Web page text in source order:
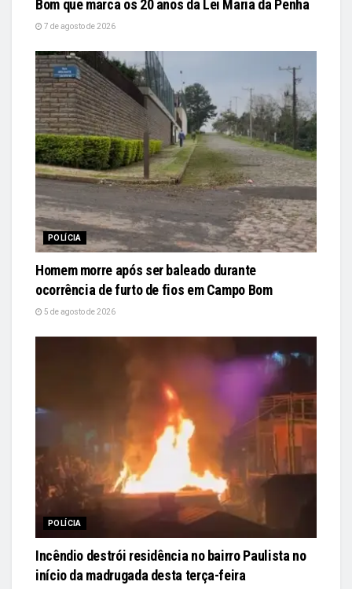
Bom que marca os 20 anos da Lei Maria da Penha
7 de agosto de 2026
POLÍCIA
Homem morre após ser baleado durante
ocorrência de furto de fios em Campo Bom
5 de agosto de 2026
POLÍCIA
Incêndio destrói residência no bairro Paulista no
início da madrugada desta terça-feira